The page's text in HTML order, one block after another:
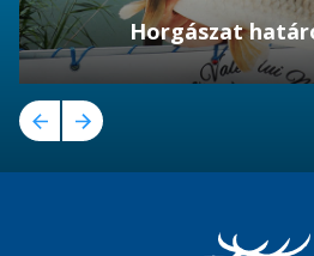
Horgászat